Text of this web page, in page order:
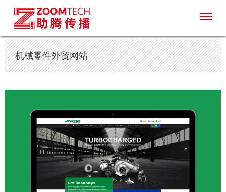
机械零件外贸网站